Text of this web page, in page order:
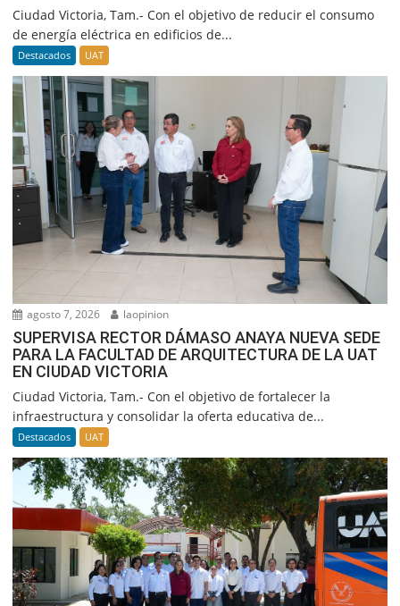
Ciudad Victoria, Tam.- Con el objetivo de reducir el consumo
de energía eléctrica en edificios de...
Destacados UAT
agosto 7, 2026 laopinion
SUPERVISA RECTOR DÁMASO ANAYA NUEVA SEDE
PARA LA FACULTAD DE ARQUITECTURA DE LA UAT
EN CIUDAD VICTORIA
Ciudad Victoria, Tam.- Con el objetivo de fortalecer la
infraestructura y consolidar la oferta educativa de...
Destacados UAT